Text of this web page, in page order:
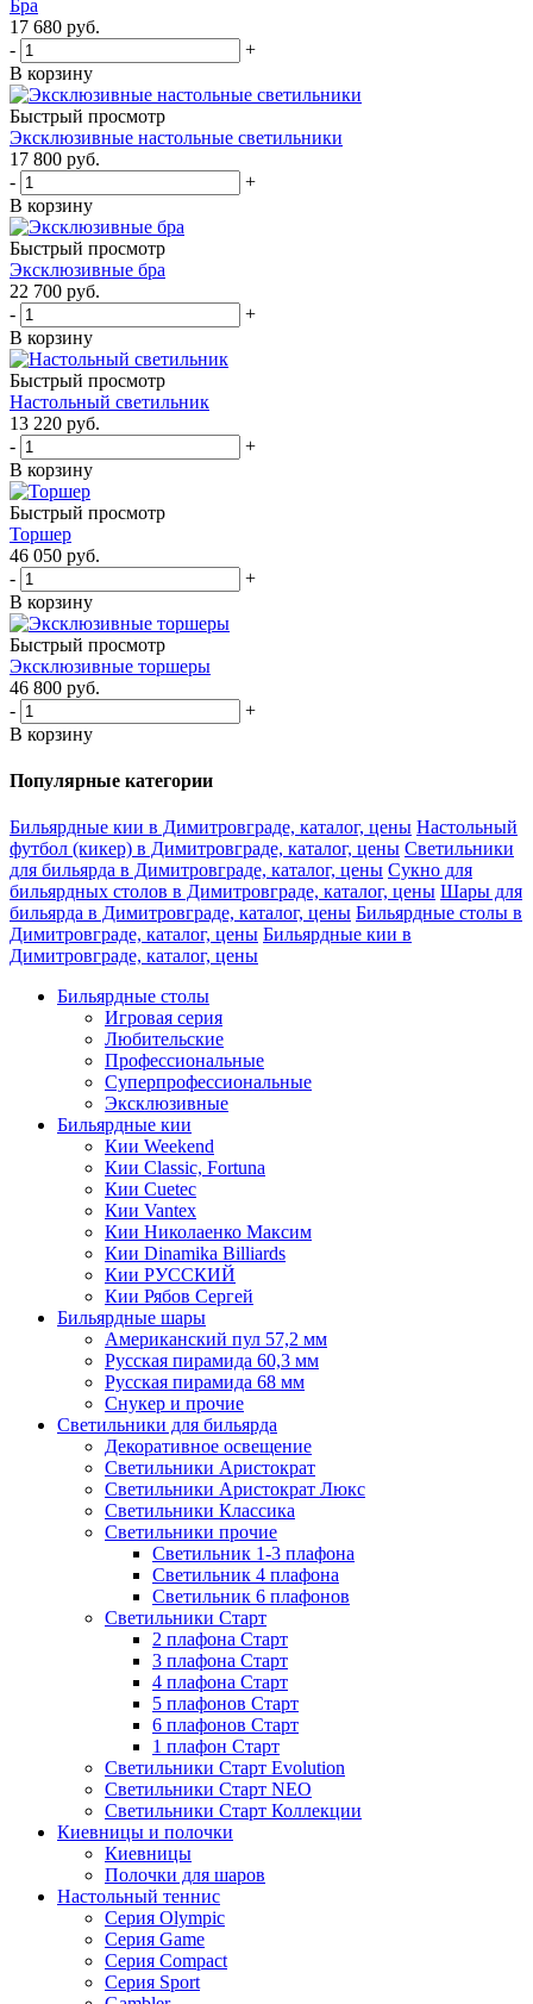
Бра
17 680 руб.
-
+
В корзину
Быстрый просмотр
Эксклюзивные настольные светильники
17 800 руб.
-
+
В корзину
Быстрый просмотр
Эксклюзивные бра
22 700 руб.
-
+
В корзину
Быстрый просмотр
Настольный светильник
13 220 руб.
-
+
В корзину
Быстрый просмотр
Торшер
46 050 руб.
-
+
В корзину
Быстрый просмотр
Эксклюзивные торшеры
46 800 руб.
-
+
В корзину
Популярные категории
Бильярдные кии в Димитровграде, каталог, цены Настольный
футбол (кикер) в Димитровграде, каталог, цены Светильники
для бильярда в Димитровграде, каталог, цены Сукно для
бильярдных столов в Димитровграде, каталог, цены Шары для
бильярда в Димитровграде, каталог, цены Бильярдные столы в
Димитровграде, каталог, цены Бильярдные кии в
Димитровграде, каталог, цены
Бильярдные столы
Игровая серия
Любительские
Профессиональные
Суперпрофессиональные
Эксклюзивные
Бильярдные кии
Кии Weekend
Кии Classic, Fortuna
Кии Cuetec
Кии Vantex
Кии Николаенко Максим
Кии Dinamika Billiards
Кии РУССКИЙ
Кии Рябов Сергей
Бильярдные шары
Американский пул 57,2 мм
Русская пирамида 60,3 мм
Русская пирамида 68 мм
Снукер и прочие
Светильники для бильярда
Декоративное освещение
Светильники Аристократ
Светильники Аристократ Люкс
Светильники Классика
Светильники прочие
Светильник 1-3 плафона
Светильник 4 плафона
Светильник 6 плафонов
Светильники Старт
2 плафона Старт
3 плафона Старт
4 плафона Старт
5 плафонов Старт
6 плафонов Старт
1 плафон Старт
Светильники Старт Evolution
Светильники Старт NEO
Светильники Старт Коллекции
Киевницы и полочки
Киевницы
Полочки для шаров
Настольный теннис
Серия Olympic
Серия Game
Серия Compact
Серия Sport